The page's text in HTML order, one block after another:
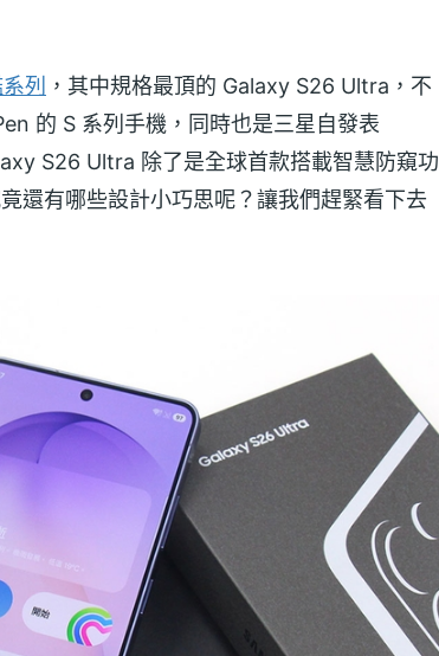
列
，其中規格最頂的 Galaxy S26 Ultra，不
的 S 系列手機，同時也是三星自發表
S26 Ultra 除了是全球首款搭載智慧防窺功
還有哪些設計小巧思呢？讓我們趕緊看下去